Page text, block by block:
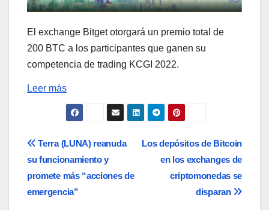
El exchange Bitget otorgará un premio total de
200 BTC a los participantes que ganen su
competencia de trading KCGI 2022.
Leer más
Navegación
de
entradas
Los depósitos de Bitcoin
en los exchanges de
criptomonedas se
disparan
Terra (LUNA) reanuda
su funcionamiento y
promete más “acciones de
emergencia”